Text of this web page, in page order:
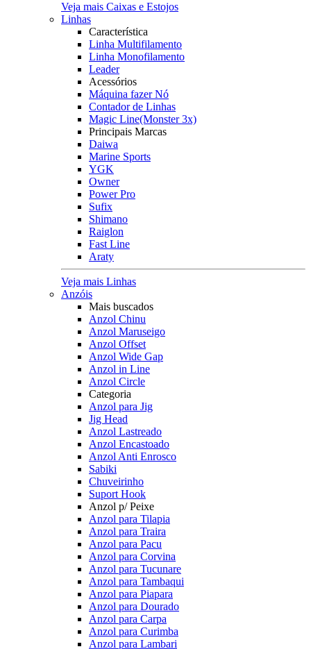
Veja mais Caixas e Estojos
Linhas
Característica
Linha Multifilamento
Linha Monofilamento
Leader
Acessórios
Máquina fazer Nó
Contador de Linhas
Magic Line(Monster 3x)
Principais Marcas
Daiwa
Marine Sports
YGK
Owner
Power Pro
Sufix
Shimano
Raiglon
Fast Line
Araty
Veja mais Linhas
Anzóis
Mais buscados
Anzol Chinu
Anzol Maruseigo
Anzol Offset
Anzol Wide Gap
Anzol in Line
Anzol Circle
Categoria
Anzol para Jig
Jig Head
Anzol Lastreado
Anzol Encastoado
Anzol Anti Enrosco
Sabiki
Chuveirinho
Suport Hook
Anzol p/ Peixe
Anzol para Tilapia
Anzol para Traira
Anzol para Pacu
Anzol para Corvina
Anzol para Tucunare
Anzol para Tambaqui
Anzol para Piapara
Anzol para Dourado
Anzol para Carpa
Anzol para Curimba
Anzol para Lambari